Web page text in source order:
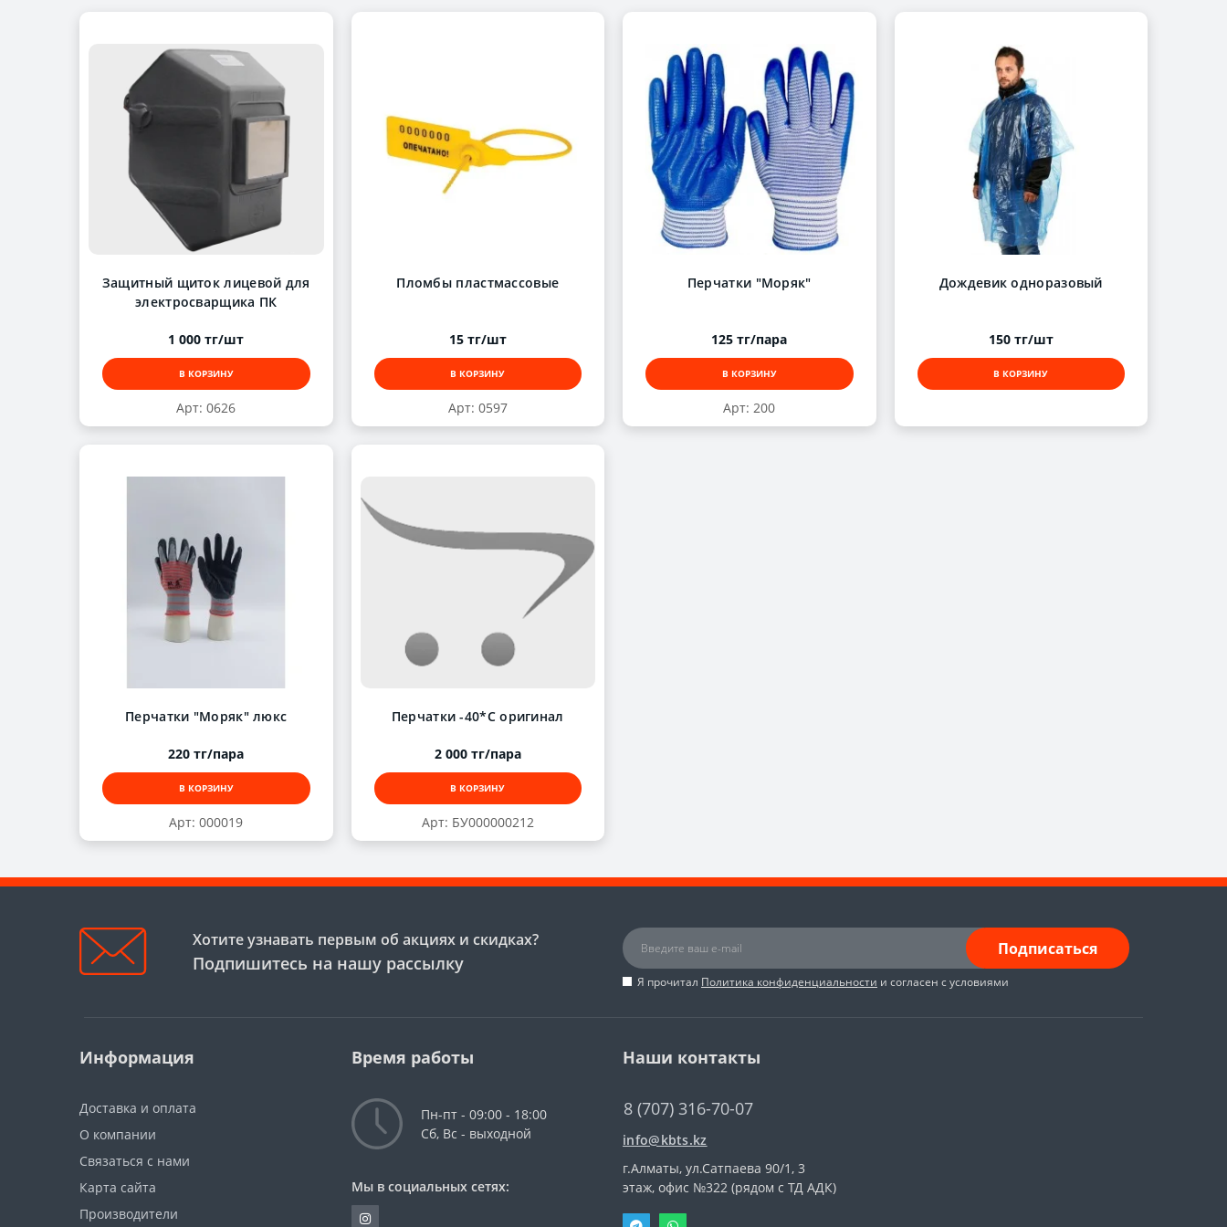
Арт: 0626
Защитный щиток лицевой для
электросварщика ПК
1 000 тг/шт
В КОРЗИНУ
Арт: 0597
Пломбы пластмассовые
15 тг/шт
В КОРЗИНУ
Арт: 200
Перчатки "Моряк"
125 тг/пара
В КОРЗИНУ
Дождевик одноразовый
150 тг/шт
В КОРЗИНУ
Арт: 000019
Перчатки "Моряк" люкс
220 тг/пара
В КОРЗИНУ
Арт: БУ000000212
Перчатки -40*С оригинал
2 000 тг/пара
В КОРЗИНУ
Хотите узнавать первым об акциях и скидках?
Подпишитесь на нашу рассылку
Подписаться
Я прочитал Политика конфиденциальности и согласен с условиями
Информация
Доставка и оплата
О компании
Связаться с нами
Карта сайта
Производители
Время работы
Пн-пт - 09:00 - 18:00
Сб, Вс - выходной
Мы в социальных сетях:
Наши контакты
8 (707) 316-70-07
info@kbts.kz
г.Алматы, ул.Сатпаева 90/1, 3
этаж, офис №322 (рядом с ТД АДК)